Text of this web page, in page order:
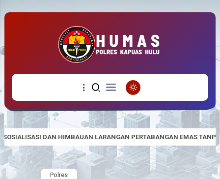
LARANGAN PERTABANGAN EMAS TANPA IJIN (PETI)
Polres